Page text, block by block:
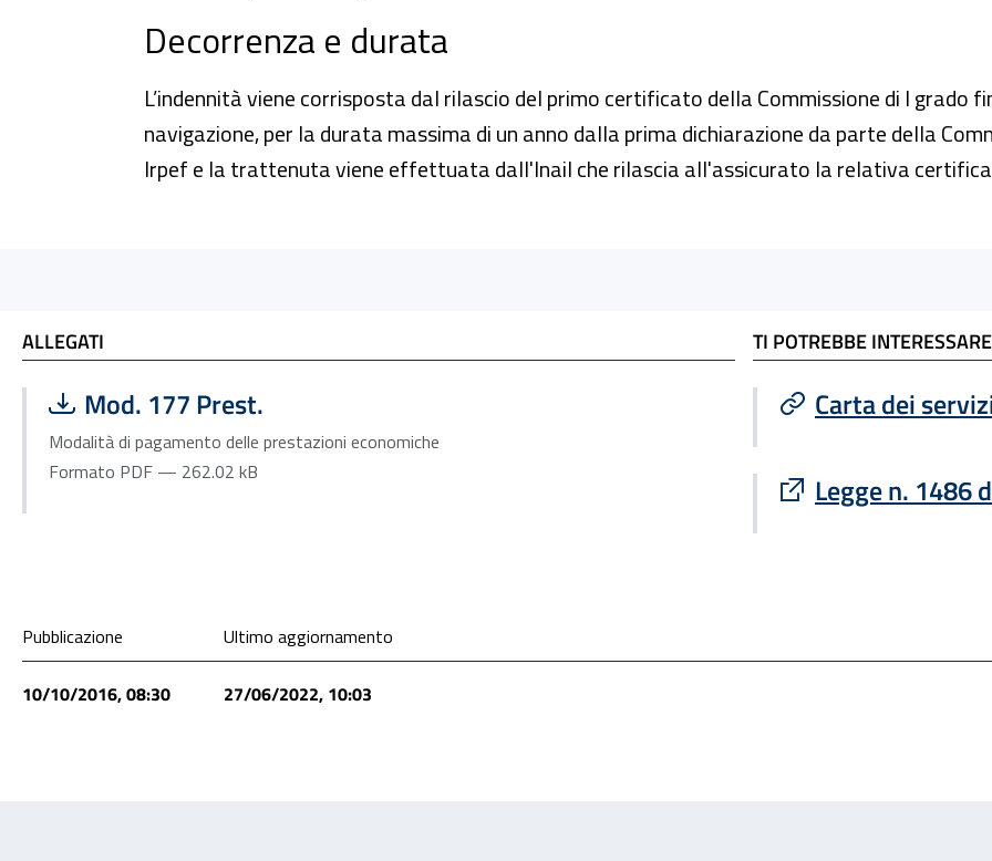
Decorrenza e durata
L’indennità viene corrisposta dal rilascio del primo certificato della Commissione di I grado
navigazione, per la durata massima di un anno dalla prima dichiarazione da parte della
Irpef e la trattenuta viene effettuata dall'Inail che rilascia all'assicurato la relativa
ALLEGATI e TI POTREBBE INTERESSARE
ALLEGATI
Scarica file:
Mod. 177 Prest.
Formato PDF — Dimensione 262.02 kB
Modalità di pagamento delle prestazioni economiche
Formato PDF — 262.02 kB
TI POTREBBE INTERESSARE
Carta dei
Legge n. 1486
Sito esterno :
Condivisione social
Pubblicazione
10/10/2016, 08:30
Ultimo aggiornamento
27/06/2022, 10:03